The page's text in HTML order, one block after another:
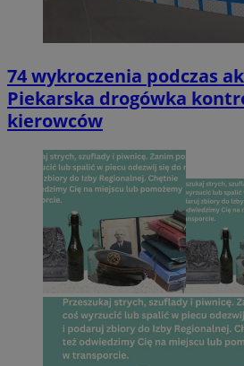
74 wykroczenia podczas
Piekarska drogówka
kierowców